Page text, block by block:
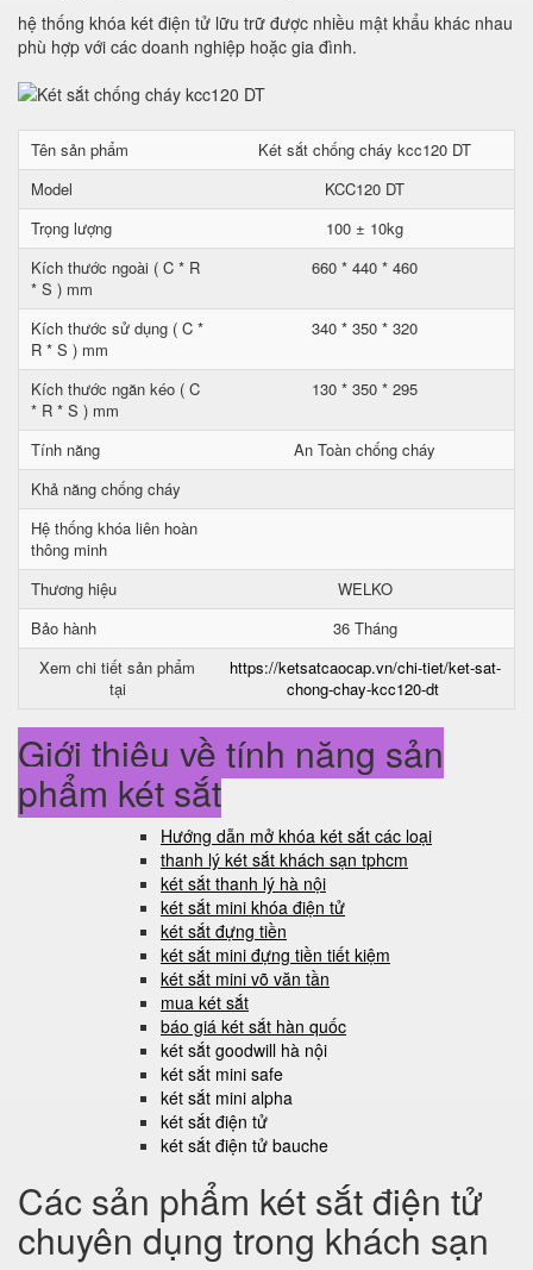
hệ thống khóa két điện tử lữu trữ được nhiều mật khẩu khác nhau
phù hợp với các doanh nghiệp hoặc gia đình.
Tên sản phẩm
Két sắt chống cháy kcc120 DT
Model
KCC120 DT
Trọng lượng
100 ± 10kg
Kích thước ngoài ( C * R
* S ) mm
660 * 440 * 460
Kích thước sử dụng ( C *
R * S ) mm
340 * 350 * 320
Kích thước ngăn kéo ( C
* R * S ) mm
130 * 350 * 295
Tính năng
An Toàn chống cháy
Khả năng chống cháy
Hệ thống khóa liên hoàn
thông minh
Thương hiệu
WELKO
Bảo hành
36 Tháng
Xem chi tiết sản phẩm
tại
https://ketsatcaocap.vn/chi-tiet/ket-sat-
chong-chay-kcc120-dt
Giới thiệu về tính năng sản
phẩm két sắt
Hướng dẫn mở khóa két sắt các loại
thanh lý két sắt khách sạn tphcm
két sắt thanh lý hà nội
két sắt mini khóa điện tử
két sắt đựng tiền
két sắt mini đựng tiền tiết kiệm
két sắt mini võ văn tần
mua két sắt
báo giá két sắt hàn quốc
két sắt goodwill hà nội
két sắt mini safe
két sắt mini alpha
két sắt điện tử
két sắt điện tử bauche
Các sản phẩm két sắt điện tử
chuyên dụng trong khách sạn